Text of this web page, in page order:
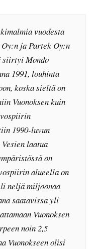
vuodesta
ja Partek Oy:n
siirtyi Mondo
1991, louhinta
koska sieltä on
Vuonoksen kuin
1990-luvun
laatua
on
alueella on
neljä miljoonaa
saatavissa yli
Vuonoksen
noin 2,5
Vuonokseen olisi